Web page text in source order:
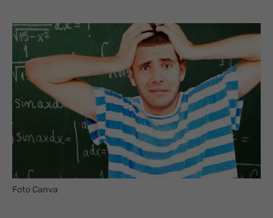
Foto Canva